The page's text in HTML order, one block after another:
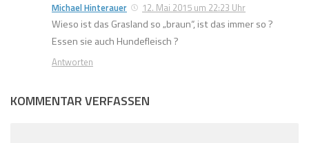
Michael Hinterauer 12. Mai 2015 um 22:23 Uhr
Wieso ist das Grasland so „braun“, ist das immer so ?
Essen sie auch Hundefleisch ?
Antworten
KOMMENTAR VERFASSEN